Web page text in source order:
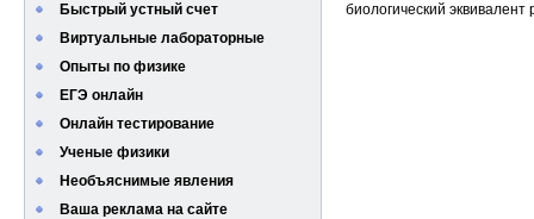
Быстрый устный счет
Виртуальные лабораторные
Опыты по физике
ЕГЭ онлайн
Онлайн тестирование
Ученые физики
Необъяснимые явления
Ваша реклама на сайте
биологический